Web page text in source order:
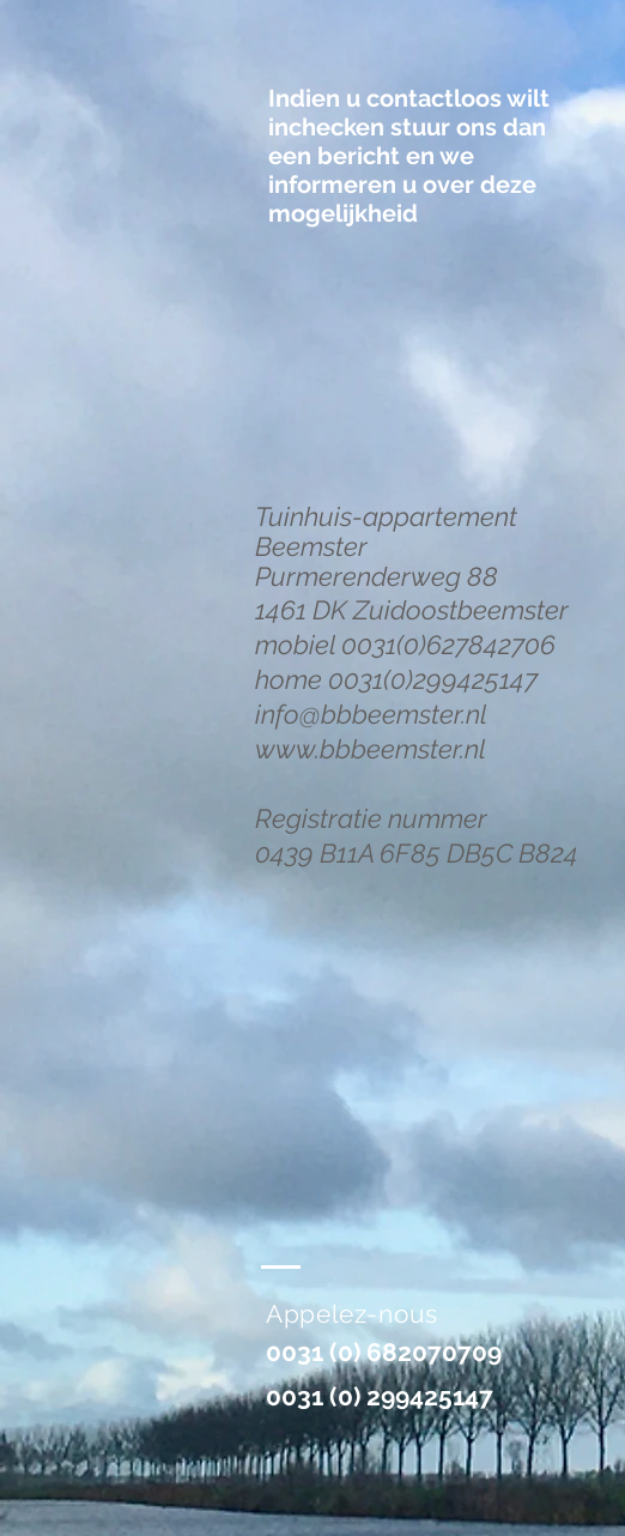
Indien u contactloos wilt
inchecken stuur ons dan
een bericht en we
informeren u over deze
mogelijkheid
Tuinhuis-appartement
Beemster
Purmerenderweg 88
1461 DK Zuidoostbeemster
mobiel 0031(0)627842706
home 0031(0)299425147
info@bbbeemster.nl
www.bbbeemster.nl
Registratie nummer
0439 B11A 6F85 DB5C B824
Appelez-nous
0031 (0) 682070709
0031 (0) 299425147